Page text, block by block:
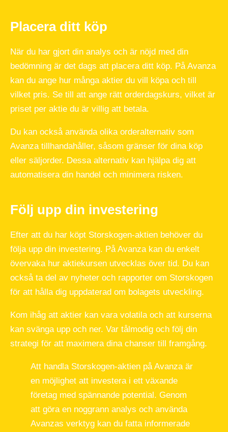
Placera ditt köp
När du har gjort din analys och är nöjd med din
bedömning är det dags att placera ditt köp. På Avanza
kan du ange hur många aktier du vill köpa och till
vilket pris. Se till att ange rätt orderdagskurs, vilket är
priset per aktie du är villig att betala.
Du kan också använda olika orderalternativ som
Avanza tillhandahåller, såsom gränser för dina köp
eller säljorder. Dessa alternativ kan hjälpa dig att
automatisera din handel och minimera risken.
Följ upp din investering
Efter att du har köpt Storskogen-aktien behöver du
följa upp din investering. På Avanza kan du enkelt
övervaka hur aktiekursen utvecklas över tid. Du kan
också ta del av nyheter och rapporter om Storskogen
för att hålla dig uppdaterad om bolagets utveckling.
Kom ihåg att aktier kan vara volatila och att kurserna
kan svänga upp och ner. Var tålmodig och följ din
strategi för att maximera dina chanser till framgång.
Att handla Storskogen-aktien på Avanza är
en möjlighet att investera i ett växande
företag med spännande potential. Genom
att göra en noggrann analys och använda
Avanzas verktyg kan du fatta informerade